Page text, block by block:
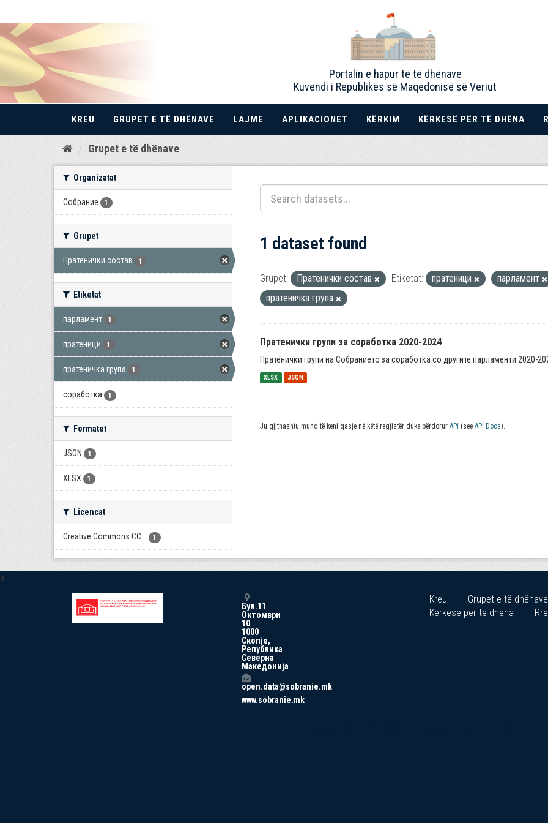
Kalo
Portalin e hapur të të dhënave
Kuvendi i Republikës së Maqedonisë së Veriut
KREU GRUPET E TË DHËNAVE LAJME APLIKACIONET KËRKIM KËRKESË PËR TË DHËNA
Grupet e të dhënave
Organizatat
Собрание 1
Grupet
Пратенички состав 1
Etiketat
парламент 1
пратеници 1
пратеничка група 1
соработка 1
Formatet
JSON 1
XLSX 1
Licencat
Creative Commons CC... 1
1 dataset found
Grupet: Пратенички состав Etiketat: пратеници
парламент
пратеничка група
Пратенички групи за соработка 2020-2024
Пратенички групи на Собранието за соработка со другите парламенти 2020-
XLSX JSON
Ju gjithashtu mund të keni qasje në këtë regjistër duke përdorur API (see API Docs).
a
Бул.11
Октомври
10
1000
Скопје,
Република
Северна
Македонија
open.data@sobranie.mk
www.sobranie.mk
Kreu
Grupet e të dhënave
Kërkesë për të dhëna